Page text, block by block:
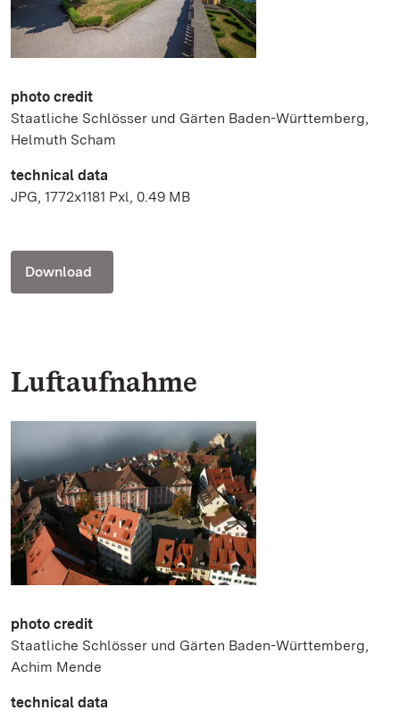
photo credit
Staatliche Schlösser und Gärten Baden-Württemberg,
Helmuth Scham
technical data
JPG, 1772x1181 Pxl, 0.49 MB
Download
Luftaufnahme
photo credit
Staatliche Schlösser und Gärten Baden-Württemberg,
Achim Mende
technical data